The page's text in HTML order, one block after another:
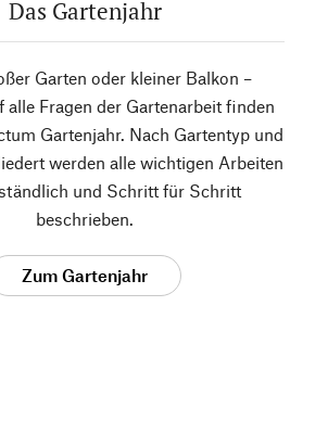
Das Gartenjahr
Garten oder kleiner Balkon –
alle Fragen der Gartenarbeit finden
Gartenjahr. Nach Gartentyp und
werden alle wichtigen Arbeiten
und Schritt für Schritt
beschrieben.
Zum Gartenjahr